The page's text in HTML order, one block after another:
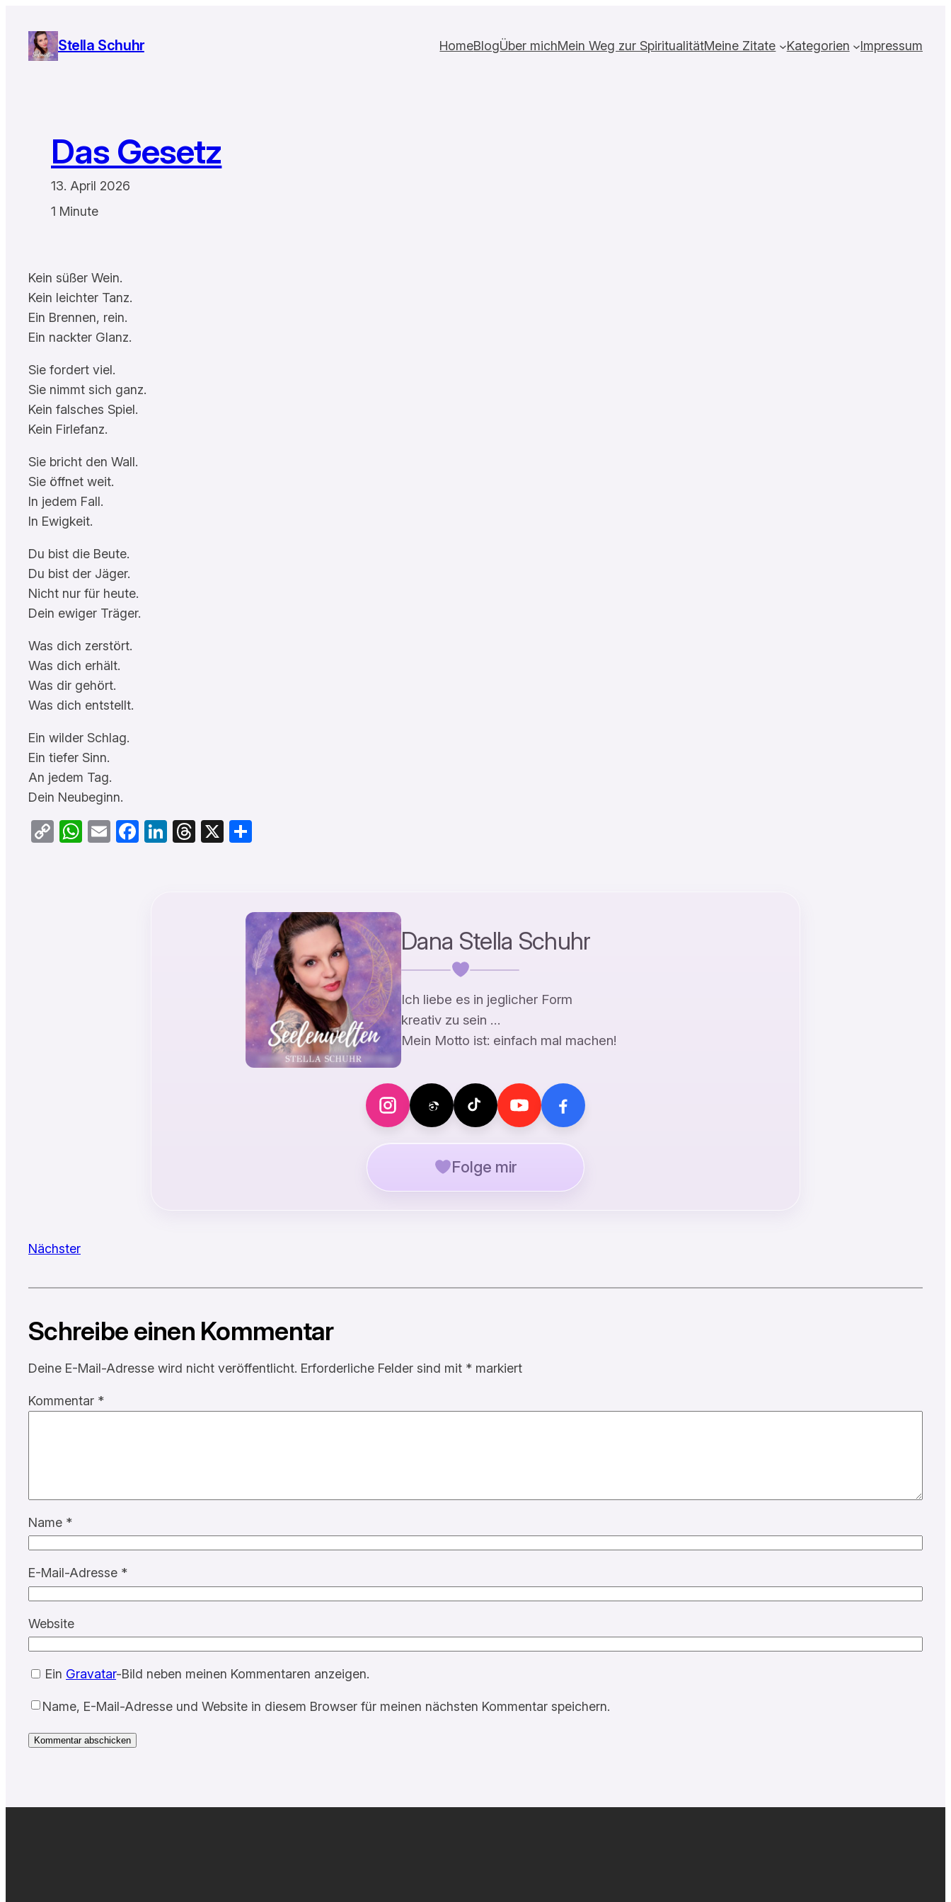
Inhalt
springen
Stella Schuhr HomeBlogÜber michMein Weg zur SpiritualitätMeine Zitate Kategorien Impressum
Das Gesetz
13. April 2026
1 Minute
Kein süßer Wein.
Kein leichter Tanz.
Ein Brennen, rein.
Ein nackter Glanz.
Sie fordert viel.
Sie nimmt sich ganz.
Kein falsches Spiel.
Kein Firlefanz.
Sie bricht den Wall.
Sie öffnet weit.
In jedem Fall.
In Ewigkeit.
Du bist die Beute.
Du bist der Jäger.
Nicht nur für heute.
Dein ewiger Träger.
Was dich zerstört.
Was dich erhält.
Was dir gehört.
Was dich entstellt.
Ein wilder Schlag.
Ein tiefer Sinn.
An jedem Tag.
Dein Neubeginn.
CopyWhatsApp
EmailFacebook
LinkedIn
Threads
X
Dana Stella Schuhr
Ich liebe es in jeglicher Form
kreativ zu sein …
Mein Motto ist: einfach mal machen!
Folge mir
Nächster
Schreibe einen Kommentar
Deine E-Mail-Adresse wird nicht veröffentlicht. Erforderliche Felder sind mit * markiert
Kommentar *
Name *
E-Mail-Adresse *
Website
Ein Gravatar-Bild neben meinen Kommentaren anzeigen.
Name, E-Mail-Adresse und Website in diesem Browser für meinen nächsten Kommentar speichern.